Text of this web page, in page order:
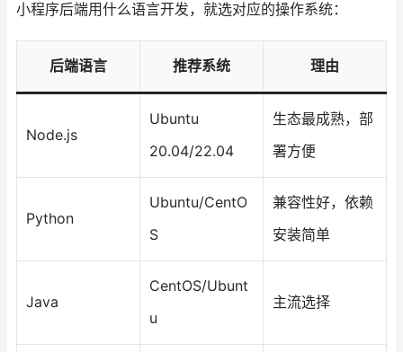
小程序后端用什么语言开发，就选对应的操作系统：
后端语言 推荐系统 理由
Node.js
Ubuntu
20.04/22.04
生态最成熟，部
署方便
Python
Ubuntu/CentO
S
兼容性好，依赖
安装简单
Java
CentOS/Ubunt
u
主流选择